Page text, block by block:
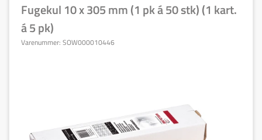
Fugekul 10 x 305 mm (1 pk á 50 stk) (1 kart.
á 5 pk)
Varenummer: SOW000010446